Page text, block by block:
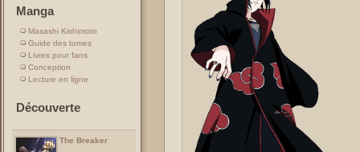
Manga
Masashi Kishimoto
Guide des tomes
Livres pour fans
Conception
Lecture en ligne
Découverte
The Breaker